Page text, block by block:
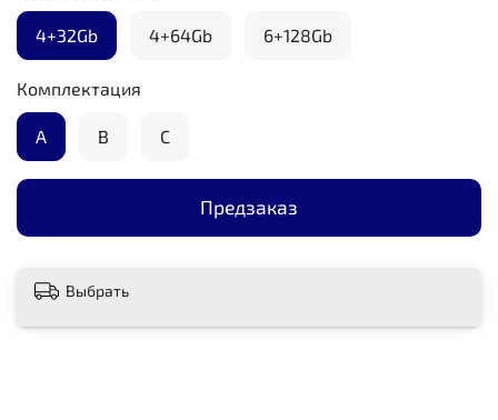
Предзаказ
4+32Gb 4+64Gb 6+128Gb
Комплектация
А B C
Выбрать